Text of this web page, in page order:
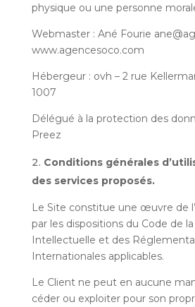
physique ou une personne
Webmaster : Ané Fourie
www.agencesoco.com
Hébergeur : ovh – 2 rue
1007
Délégué à la protection des
Preez
Conditions générales
des services proposés.
Le Site constitue une œuvre de
par les dispositions du Code de
Intellectuelle et des
Internationales applicables.
Le Client ne peut en aucune
céder ou exploiter pour son